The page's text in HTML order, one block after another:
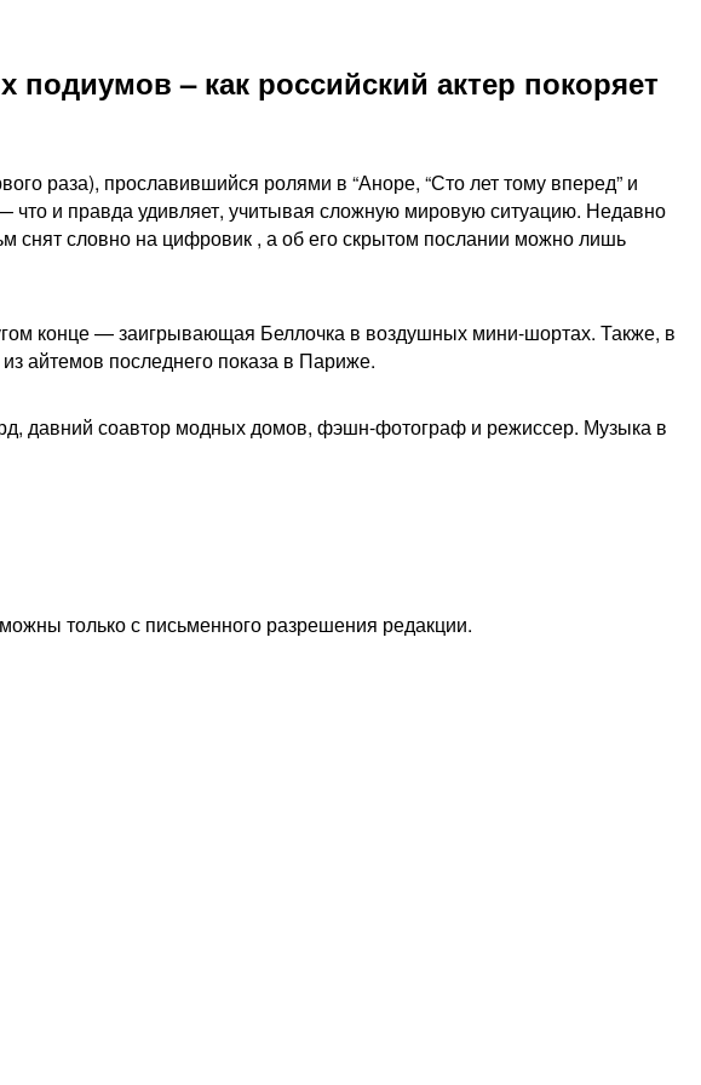
– как российский актер покоряет
раза), прославившийся ролями в “Аноре, “Сто лет тому вперед” и
и правда удивляет, учитывая сложную мировую ситуацию. Недавно
снят словно на цифровик , а об его скрытом послании можно лишь
конце — заигрывающая Беллочка в воздушных мини-шортах. Также, в
айтемов последнего показа в Париже.
давний соавтор модных домов, фэшн-фотограф и режиссер. Музыка в
только с письменного разрешения редакции.